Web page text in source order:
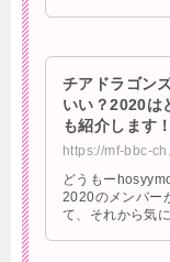
チアドラゴン
いい？2020は
も紹介します！
https://mf-bbc-
どうもー
2020のメンバー
て、それから気